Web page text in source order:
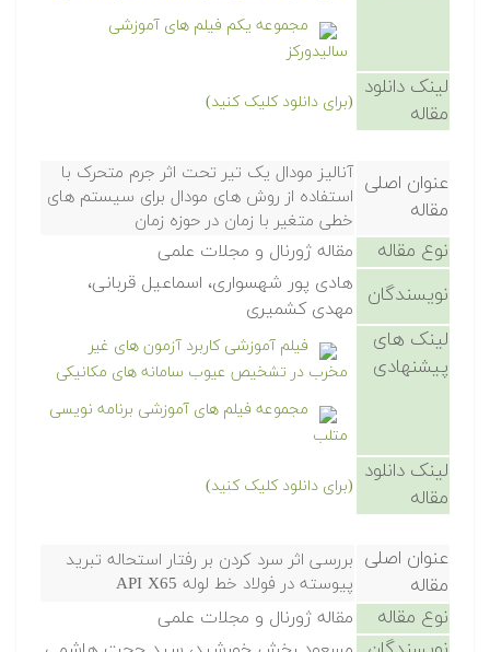
مجموعه یکم فیلم های آموزشی
سالیدورکز
لینک دانلود
مقاله
(برای دانلود کلیک کنید)
عنوان اصلی
مقاله
آنالیز مودال یک تیر تحت اثر جرم متحرک با
استفاده از روش های مودال برای سیستم های
خطی متغیر با زمان در حوزه زمان
نوع مقاله مقاله ژورنال و مجلات علمی
نویسندگان
هادی پور شهسواری، اسماعیل قربانی،
مهدی کشمیری
لینک های
پیشنهادی
فیلم آموزشی کاربرد آزمون های غیر
مخرب در تشخیص عیوب سامانه های مکانیکی
مجموعه فیلم های آموزشی برنامه نویسی
متلب
لینک دانلود
مقاله
(برای دانلود کلیک کنید)
عنوان اصلی
مقاله
بررسی اثر سرد کردن بر رفتار استحاله تبرید
پیوسته در فولاد خط لوله API X65
نوع مقاله مقاله ژورنال و مجلات علمی